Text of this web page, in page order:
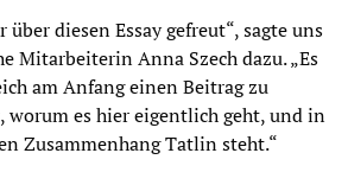
über diesen Essay gefreut“, sagte uns
Mitarbeiterin Anna Szech dazu. „Es
am Anfang einen Beitrag zu
worum es hier eigentlich geht, und in
Zusammenhang Tatlin steht.“